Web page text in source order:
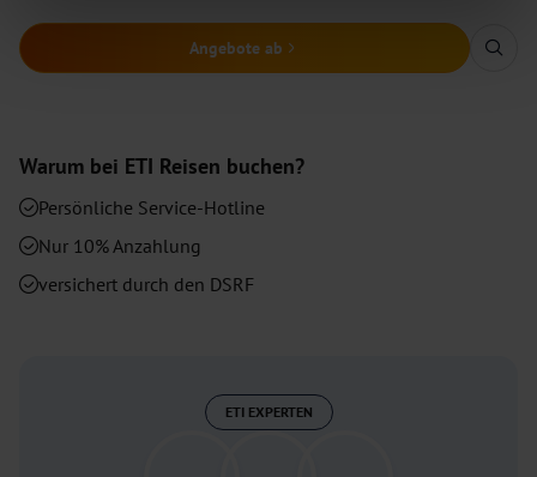
Angebote ab
Warum bei ETI Reisen buchen?
Persönliche Service-Hotline
Nur 10% Anzahlung
versichert durch den DSRF
ETI EXPERTEN